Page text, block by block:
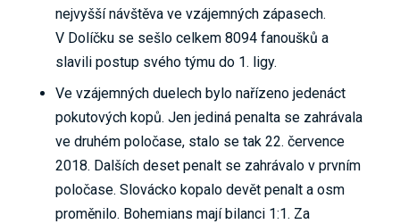
nejvyšší návštěva ve vzájemných zápasech.
V Dolíčku se sešlo celkem 8094 fanoušků a
slavili postup svého týmu do 1. ligy.
Ve vzájemných duelech bylo nařízeno jedenáct
pokutových kopů. Jen jediná penalta se zahrávala
ve druhém poločase, stalo se tak 22. července
2018. Dalších deset penalt se zahrávalo v prvním
poločase. Slovácko kopalo devět penalt a osm
proměnilo. Bohemians mají bilanci 1:1. Za